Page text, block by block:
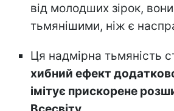
від молодших зірок,
тьмянішими, ніж є
Ця надмірна тьмяність
хибний ефект
імітує прискорене